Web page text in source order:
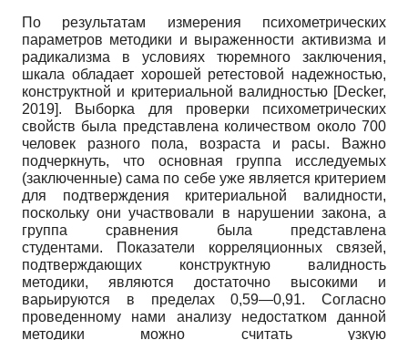
По результатам измерения психометрических
параметров методики и выраженности активизма и
радикализма в условиях тюремного заключения,
шкала обладает хорошей ретестовой надежностью,
конструктной и критериальной валидностью [Decker,
2019]. Выборка для проверки психометрических
свойств была представлена количеством около 700
человек разного пола, возраста и расы. Важно
подчеркнуть, что основная группа исследуемых
(заключенные) сама по себе уже является критерием
для подтверждения критериальной валидности,
поскольку они участвовали в нарушении закона, а
группа сравнения была представлена
студентами. Показатели корреляционных связей,
подтверждающих конструктную валидность
методики, являются достаточно высокими и
варьируются в пределах 0,59—0,91. Согласно
проведенному нами анализу недостатком данной
методики можно считать узкую